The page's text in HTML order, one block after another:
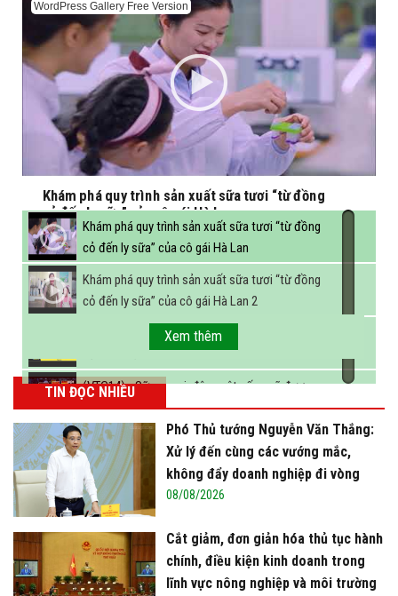
WordPress Gallery Free Version
Khám phá quy trình sản xuất sữa tươi “từ đồng
cỏ đến ly sữa” của cô gái Hà Lan
Khám phá quy trình sản xuất sữa tươi “từ đồng
cỏ đến ly sữa” của cô gái Hà Lan
Khám phá quy trình sản xuất sữa tươi “từ đồng
cỏ đến ly sữa” của cô gái Hà Lan 2
FBNC - Ngành sữa hướng tới mục tiêu 3,4 tỷ lít
sữa vào năm 2025
(VTC14) - Sữa ngoại, động vật sống sẽ được
miễn thuế nhập khẩu
Xem thêm
TIN ĐỌC NHIỀU
Phó Thủ tướng Nguyễn Văn Thắng:
Xử lý đến cùng các vướng mắc,
không đẩy doanh nghiệp đi vòng
08/08/2026
Cắt giảm, đơn giản hóa thủ tục hành
chính, điều kiện kinh doanh trong
lĩnh vực nông nghiệp và môi trường